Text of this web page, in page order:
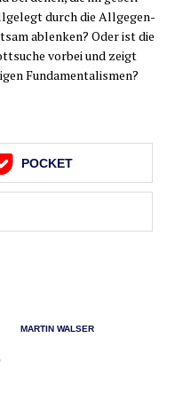
durch die All­ge­gen­
ablen­ken? Oder ist die
vor­bei und zeigt
Fundamentalismen?
POCKET
MARTIN WALSER